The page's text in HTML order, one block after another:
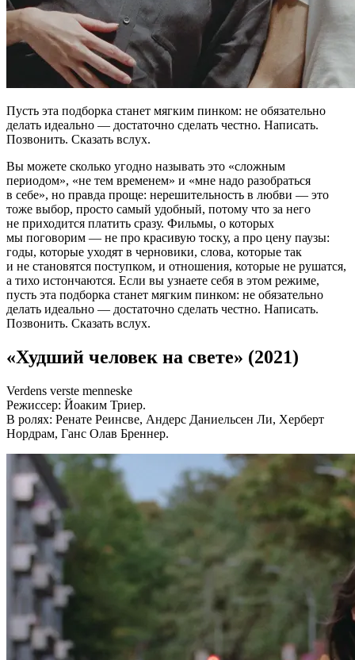
Пусть эта подборка станет мягким пинком: не обязательно
делать идеально — достаточно сделать честно. Написать.
Позвонить. Сказать вслух.
Вы можете сколько угодно называть это «сложным
периодом», «не тем временем» и «мне надо разобраться
в себе», но правда проще: нерешительность в любви — это
тоже выбор, просто самый удобный, потому что за него
не приходится платить сразу. Фильмы, о которых
мы поговорим — не про красивую тоску, а про цену паузы:
годы, которые уходят в черновики, слова, которые так
и не становятся поступком, и отношения, которые не рушатся,
а тихо истончаются. Если вы узнаете себя в этом режиме,
пусть эта подборка станет мягким пинком: не обязательно
делать идеально — достаточно сделать честно. Написать.
Позвонить. Сказать вслух.
«Худший человек на свете» (2021)
Verdens verste menneske
Режиссер: Йоаким Триер.
В ролях: Ренате Реинсве, Андерс Даниельсен Ли, Херберт
Нордрам, Ганс Олав Бреннер.